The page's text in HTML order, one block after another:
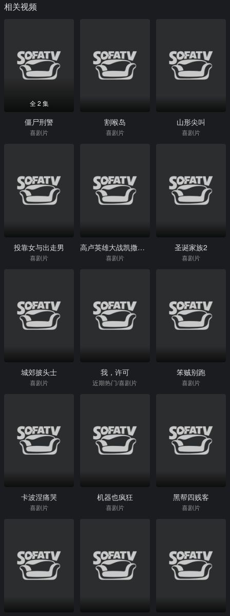
相关视频
全 2 集
僵尸刑警
喜剧片
割喉岛
喜剧片
山形尖叫
喜剧片
投靠女与出走男
喜剧片
高卢英雄大战凯撒王子
喜剧片
圣诞家族2
喜剧片
城郊披头士
喜剧片
我，许可
近期热门/喜剧片
笨贼别跑
喜剧片
卡波涅痛哭
喜剧片
机器也疯狂
喜剧片
黑帮四贱客
喜剧片